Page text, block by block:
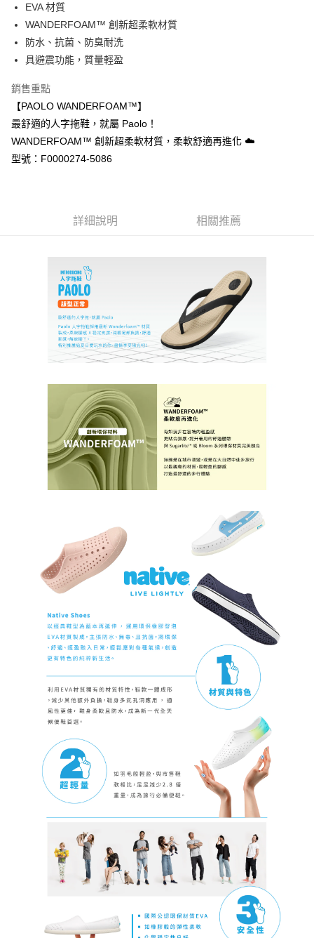
全盈+PAY
大哥付你分期
相關說明
【大哥付你分期使用說明】
2.付款方式選擇「大哥付你分期」，訂單成立後會自動跳轉到大哥付的交易
流程，驗證手機門號後，選擇欲分期的期數、繳款截止日，確認付款後即完
成交易。
3.實際核准額度、可分期數及費用金額請依後續交易確認頁面所載為準。
4.訂單成立30分鐘內，如未前往確認交易或遇審核未通過，訂單將自動取
消。如遇「轉專審核」未通過狀況，表示未達大哥付你分期系統評分，恕無
法說明評估內容。
2.透過簡訊連結打開帳單後，可選擇「超商條碼／台灣大直營門市／銀行轉
帳／街口支付／iPASS MONEY」等通路繳費。
1.本服務係由「台灣大哥大股份有限公司」（以下簡稱本公司）所提供，讓
用戶於交易時，得透過本服務購買商品或服務，並由商店將買賣／分期付款
買賣價金債權讓與本公司後，依約使用本公司帳單繳交帳款。
2.基於同意付款使用「大哥付你分期」之契約關係目的，商店將以您的個人
資料（包含姓名、電話或地址）提供予台灣大哥大進項蒐集、處理及利用，
由本公司與您本人進行分期帳單所需資料之確認、核對及更正。
3.完整用戶服務條款，請詳閱以下連結：https://oppay.tw/userRule
相關說明
【關於「AFTEE先享後付」】
AFTEE先享後付是「在收到商品之後才付款」的支付方式。 讓您購物簡單
１．簡單：不需註冊會員、不需綁卡、不需儲值。
２．便利：只要手機號碼，簡訊認證，即可結帳。
結帳頁面，進行簡訊認證並確認金額後，即可完成結帳。
※ 請注意：結帳手續完成當下不需立刻繳費，但若您需要取消訂單，請聯絡
購買商品的店家。未經商家同意取消之訂單仍視為有效，需透過AFTEE先享
後付繳納相關費用。
※ 交易是否成功請以「AFTEE先享後付 」之結帳頁面顯示為準，若有關於
是否繳費成功／繳費後需取消欲退款等相關疑問，請聯繫「AFTEE先享後付
客戶支援中心」https://netprotections.freshdesk.com/support/home
【注意事項】
易，需依本服務之必要範圍內提供個人資料，並將交易相關給付款項請求債
權轉讓予恩沛科技股份有限公司。
２．關於個人資料處理事宜，請瀏覽以下網址：
https://aftee.tw/terms/#terms3
３．未成年的使用者請事先徵得法定代理人或監護人之同意方可使用
「AFTEE先享後付」，若未經同意申辦者引起之損失，本公司不負相關責
４．使用「AFTEE先享後付」時，將依據個別帳號之用戶狀況，依本公司即
時審查核予不同之上限額度；若仍有額度不足之情形，本公司將視審查結果
５．嚴禁一人註冊多個帳號或使用他人資訊註冊。若發現惡意使用之情形，
恩沛科技股份有限公司將有權停止該用戶之使用額度並採取法律行動。
ATM付款
運送方式
付款後7-11取貨
每筆NT$100，滿NT$1,000(含以上)免運費
京站台北店客服中心(1F星巴克旁) 即日起不提供京站紙袋，取件時
請自備購物袋，若需購買紙袋可現場詢問
EVA 材質
WANDERFOAM™ 創新超柔軟材質
防水、抗菌、防臭耐洗
具避震功能，質量輕盈
銷售重點
【PAOLO WANDERFOAM™】
最舒適的人字拖鞋，就屬 Paolo！
WANDERFOAM™ 創新超柔軟材質，柔軟舒適再進化 ☁️
型號：F0000274-5086
詳細說明 相關推薦